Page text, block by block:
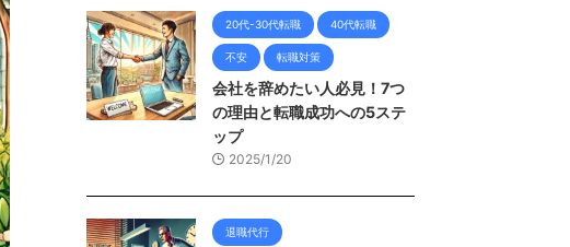
20代-30代転職 40代転職
不安 転職対策
会社を辞めたい人必見！7つ
の理由と転職成功への5ステ
ップ
2025/1/20
退職代行